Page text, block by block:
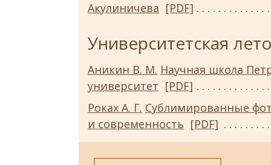
Акулиничева [PDF]
Университетская
Аникин В. М. Научная школа
университет [PDF]
Роках А. Г. Сублимированные
и современность [PDF]